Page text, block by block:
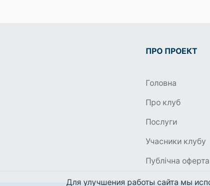
ПРО ПРОЕКТ
Головна
Про клуб
Послуги
Учасники клубу
Публічна оферта
Для улучшения работы сайта мы